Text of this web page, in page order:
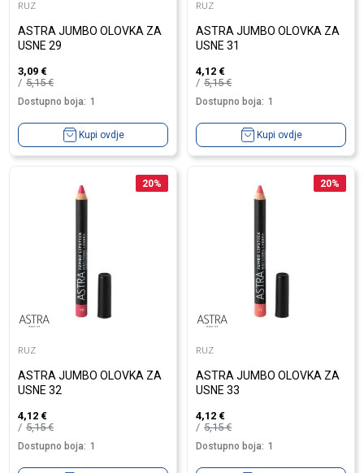
RUZ
ASTRA JUMBO OLOVKA ZA
USNE 29
3,09 €
5,15€
Dostupno boja: 1
Kupi ovdje
RUZ
ASTRA JUMBO OLOVKA ZA
USNE 31
4,12 €
5,15€
Dostupno boja: 1
Kupi ovdje
20%
RUZ
ASTRA JUMBO OLOVKA ZA
USNE 32
4,12 €
5,15€
Dostupno boja: 1
20%
RUZ
ASTRA JUMBO OLOVKA ZA
USNE 33
4,12 €
5,15€
Dostupno boja: 1